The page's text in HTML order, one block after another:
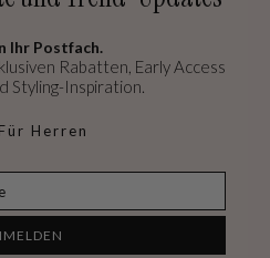
Ihr Postfach.
Rabatten, Early Access
Styling-Inspiration.
Für Herren